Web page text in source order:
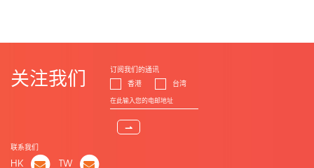
关注我们
订阅我们的通讯
香港
台湾
⇀
联系我们
HK TW